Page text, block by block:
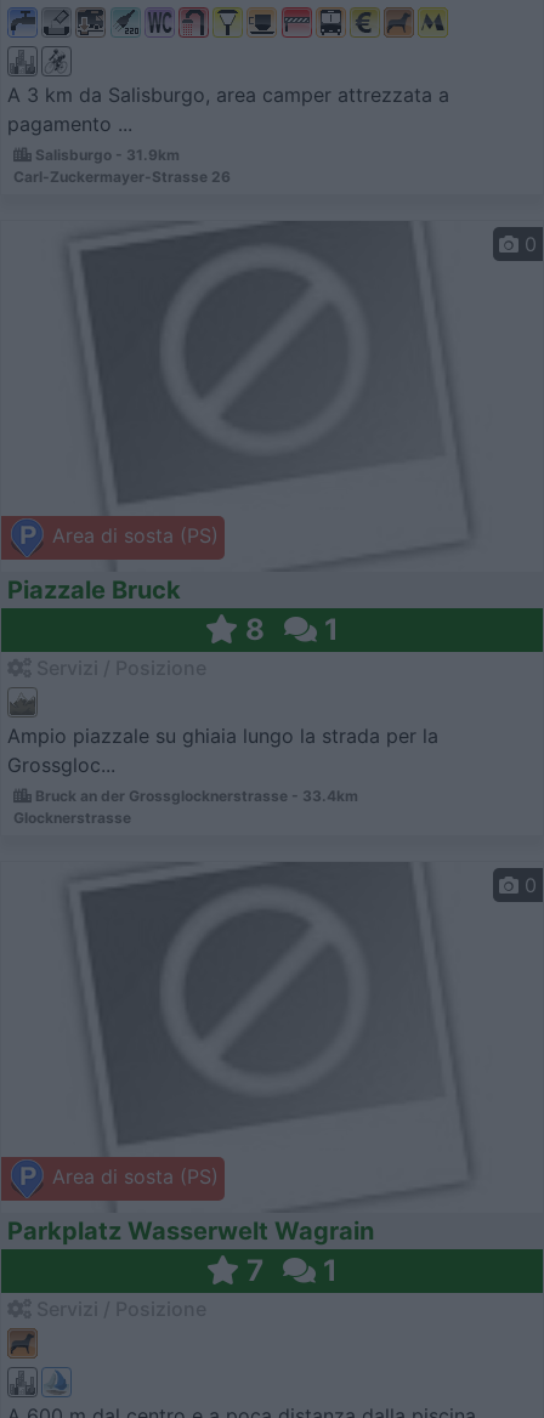
A 3 km da Salisburgo, area camper attrezzata a
pagamento ...
Salisburgo - 31.9km
Carl-Zuckermayer-Strasse 26
Area di sosta (PS)
0
Piazzale Bruck
8 1
Ampio piazzale su ghiaia lungo la strada per la
Grossgloc...
Bruck an der Grossglocknerstrasse - 33.4km
Glocknerstrasse
Area di sosta (PS)
0
Parkplatz Wasserwelt Wagrain
7 1